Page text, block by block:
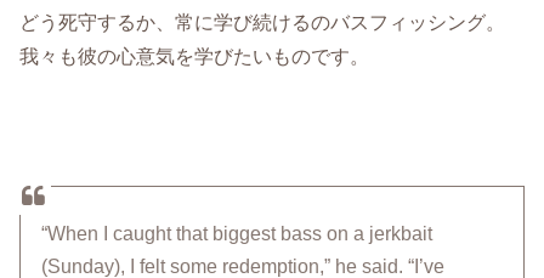
どう死守するか、常に学び続けるのバスフィッシング。
我々も彼の心意気を学びたいものです。
“When I caught that biggest bass on a jerkbait
(Sunday), I felt some redemption,” he said. “I’ve